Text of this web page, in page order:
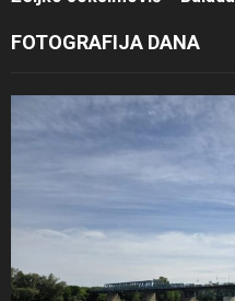
FOTOGRAFIJA DANA